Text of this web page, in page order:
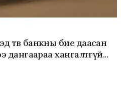
төв банкны бие даасан
дангаараа хангалтгүй...